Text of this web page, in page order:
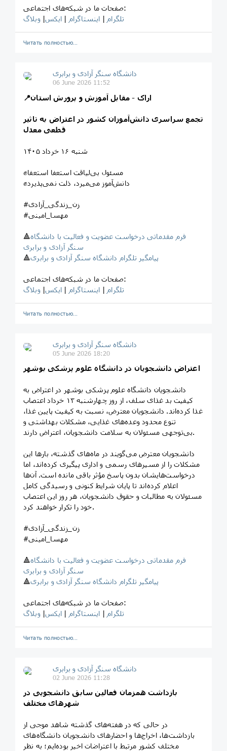
صفحات ما در شبکه‌های اجتماعی:
تلگرام | اینستاگرام | ایکس|وبلاگ
Читать полностью…
‎دانشگاه سنگر آزادی و برابری
06 June 2026 11:52
📍اراک - مقابل آموزش و پرورش استان
تجمع سراسری دانش‌آموزان کشور در اعتراض به تاثیر
قطعی معدل
شنبه ۱۶ خرداد ۱۴۰۵
✊مسئول بی‌لیاقت استعفا استعفا
✊دانش‌آموز می‌میرد، ذلت نمی‌پذیرد
#زن_زندگی_آزادی
#مهسا_امینی
🔺فرم مقدماتی درخواست عضویت و فعالیت با دانشگاه
سنگر آزادی و برابری
🔺پیامگیر تلگرام دانشگاه سنگر آزادی و برابری
صفحات ما در شبکه‌های اجتماعی:
تلگرام | اینستاگرام | ایکس|وبلاگ
Читать полностью…
‎دانشگاه سنگر آزادی و برابری
05 June 2026 18:20
اعتراض دانشجویان در دانشگاه علوم پزشکی بوشهر
دانشجویان دانشگاه علوم پزشکی بوشهر در اعتراض به
کیفیت بد غذای سلف، از روز چهارشنبه ۱۳ خرداد اعتصاب
غذا کرده‌اند. دانشجویان معترض، نسبت به کیفیت پایین غذا،
تنوع محدود وعده‌های غذایی، مشکلات بهداشتی و
بی‌توجهی مسئولان به سلامت دانشجویان، اعتراض دارند.
دانشجویان معترض می‌گویند در ماه‌های گذشته، بارها این
مشکلات را از مسیرهای رسمی و اداری پیگیری کرده‌اند، اما
درخواست‌هایشان بدون پاسخ مؤثر باقی مانده است. آن‌ها
اعلام کرده‌اند تا پایان شرایط کنونی و رسیدگی کامل
مسئولان به مطالبات و حقوق دانشجویان، هر روز این اعتصاب
خود را تکرار خواهند کرد.
#زن_زندگی_آزادی
#مهسا_امینی
🔺فرم مقدماتی درخواست عضویت و فعالیت با دانشگاه
سنگر آزادی و برابری
🔺پیامگیر تلگرام دانشگاه سنگر آزادی و برابری
صفحات ما در شبکه‌های اجتماعی:
تلگرام
اینستاگرام ایکس|وبلاگ
Читать полностью…
‎دانشگاه سنگر آزادی و برابری
02 June 2026 11:28
بازداشت همزمان فعالین سابق دانشجویی در
شهرهای مختلف
در حالی که در هفته‌های گذشته شاهد موجی از
بازداشت‌ها، اخراج‌ها و احضارهای دانشجویان دانشگاه‌های
مختلف کشور مرتبط با اعتراضات اخیر بوده‌ایم؛ به نظر